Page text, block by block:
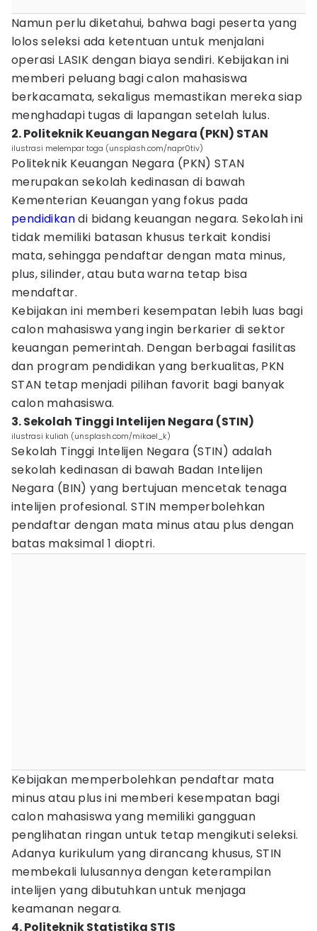
Namun perlu diketahui, bahwa bagi peserta yang
lolos seleksi ada ketentuan untuk menjalani
operasi LASIK dengan biaya sendiri. Kebijakan ini
memberi peluang bagi calon mahasiswa
berkacamata, sekaligus memastikan mereka siap
menghadapi tugas di lapangan setelah lulus.
2. Politeknik Keuangan Negara (PKN) STAN
ilustrasi melempar toga (unsplash.com/napr0tiv)
Politeknik Keuangan Negara (PKN) STAN
merupakan sekolah kedinasan di bawah
Kementerian Keuangan yang fokus pada
pendidikandi bidang keuangan negara. Sekolah ini
tidak memiliki batasan khusus terkait kondisi
mata, sehingga pendaftar dengan mata minus,
plus, silinder, atau buta warna tetap bisa
mendaftar.
Kebijakan ini memberi kesempatan lebih luas bagi
calon mahasiswa yang ingin berkarier di sektor
keuangan pemerintah. Dengan berbagai fasilitas
dan program pendidikan yang berkualitas, PKN
STAN tetap menjadi pilihan favorit bagi banyak
calon mahasiswa.
3. Sekolah Tinggi Intelijen Negara (STIN)
ilustrasi kuliah (unsplash.com/mikael_k)
Sekolah Tinggi Intelijen Negara (STIN) adalah
sekolah kedinasan di bawah Badan Intelijen
Negara (BIN) yang bertujuan mencetak tenaga
intelijen profesional. STIN memperbolehkan
pendaftar dengan mata minus atau plus dengan
batas maksimal 1 dioptri.
Kebijakan memperbolehkan pendaftar mata
minus atau plus ini memberi kesempatan bagi
calon mahasiswa yang memiliki gangguan
penglihatan ringan untuk tetap mengikuti seleksi.
Adanya kurikulum yang dirancang khusus, STIN
membekali lulusannya dengan keterampilan
intelijen yang dibutuhkan untuk menjaga
keamanan negara.
4. Politeknik Statistika STIS